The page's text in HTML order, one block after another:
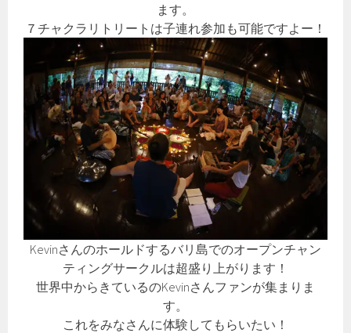
ます。
７チャクラリトリートは子連れ参加も可能ですよー！
Kevinさんのホールドするバリ島でのオープンチャン
ティングサークルは超盛り上がります！
世界中からきているのKevinさんファンが集まりま
す。
これをみなさんに体験してもらいたい！